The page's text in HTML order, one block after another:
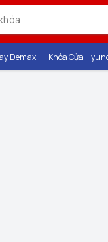
Demax Khóa Cửa